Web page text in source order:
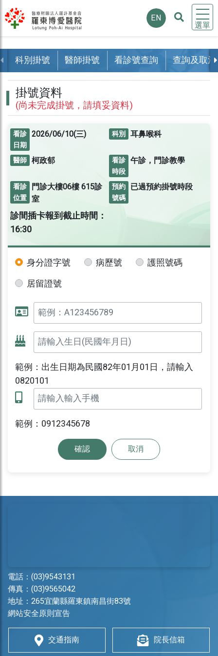
選單
EN
科別掛號 醫師掛號 看診號查詢 查詢及取消
掛號資料
(尚未完成掛號，請填妥資料)
看診
日期
2026/06/10(三) 科別 耳鼻喉科
醫師 柯政郁
看診
時段
午診，門診教學
看診
位置
門診大樓06樓615診
室
預約
號碼
已過預約掛號時段
診間插卡報到截止時間：
16:30
身分證字號 病歷號
護照號碼
居留證號
範例：出生日期為民國82年01月01日，請輸入
0820101
範例：0912345678
確認 取消
電話： (03)9543131
傳真：(03)9565042
地址： 265宜蘭縣羅東鎮南昌街83號
網站安全原則宣告
交通指南 院長信箱